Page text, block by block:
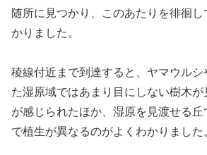
随所に見つかり、このあたりを徘徊
かりました。
稜線付近まで到達すると、ヤマウルシ
た湿原域ではあまり目にしない樹木
が感じられたほか、湿原を見渡せる
で植生が異なるのがよくわかりました